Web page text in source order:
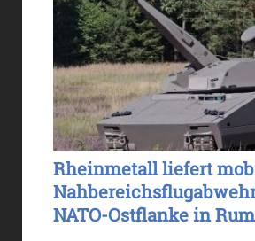
Rheinmetall liefert
NATO-Ostflanke in